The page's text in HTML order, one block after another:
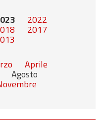
2022
2017
Aprile
Agosto